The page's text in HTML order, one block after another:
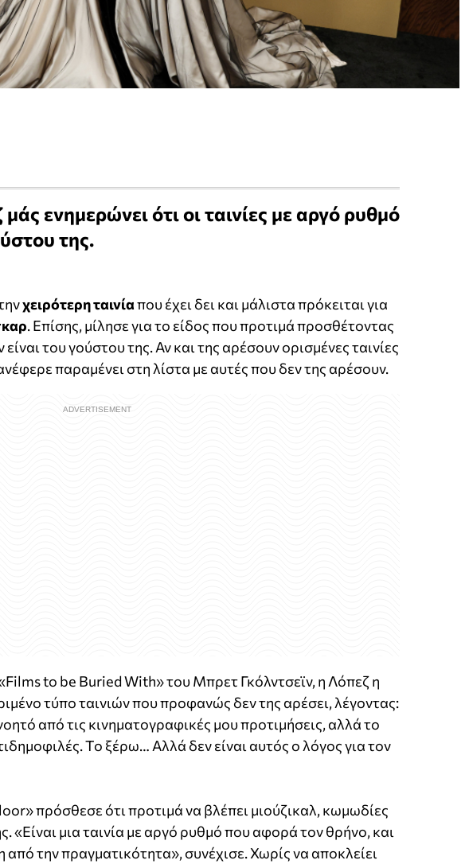
ενημερώνει ότι οι ταινίες με αργό ρυθμό
της.
χειρότερη ταινίαπου έχει δει και μάλιστα πρόκειται για
. Επίσης, μίλησε για το είδος που προτιμά προσθέτοντας
είναι του γούστου της. Αν και της αρέσουν ορισμένες ταινίες
παραμένει στη λίστα με αυτές που δεν της αρέσουν.
to be Buried With» του Μπρετ Γκόλντσεϊν, η Λόπεζ η
τύπο ταινιών που προφανώς δεν της αρέσει, λέγοντας:
από τις κινηματογραφικές μου προτιμήσεις, αλλά το
Το ξέρω… Αλλά δεν είναι αυτός ο λόγος για τον
πρόσθεσε ότι προτιμά να βλέπει μιούζικαλ, κωμωδίες
«Είναι μια ταινία με αργό ρυθμό που αφορά τον θρήνο, και
την πραγματικότητα», συνέχισε. Χωρίς να αποκλείει